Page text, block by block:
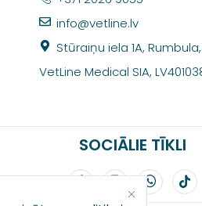
info@vetline.lv
Stūraiņu iela 1A,
VetLine Medical SIA,
SOCIĀLIE TĪKLI